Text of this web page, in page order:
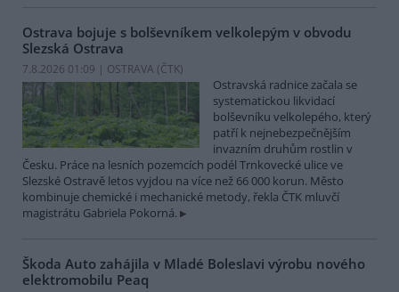
Ostrava bojuje s bolševníkem velkolepým v obvodu
Slezská Ostrava
7.8.2026 01:09 | OSTRAVA (ČTK)
Ostravská radnice začala se
systematickou likvidací
bolševníku velkolepého, který
patří k nejnebezpečnějším
invazním druhům rostlin v
Česku. Práce na lesních pozemcích podél Trnkovecké ulice ve
Slezské Ostravě letos vyjdou na více než 66 000 korun. Město
kombinuje chemické i mechanické metody, řekla ČTK mluvčí
magistrátu Gabriela Pokorná.
Škoda Auto zahájila v Mladé Boleslavi výrobu nového
elektromobilu Peaq